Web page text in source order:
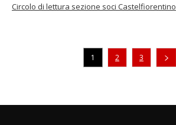
Circolo di lettura sezione soci Castelfiorentino
1 2 3